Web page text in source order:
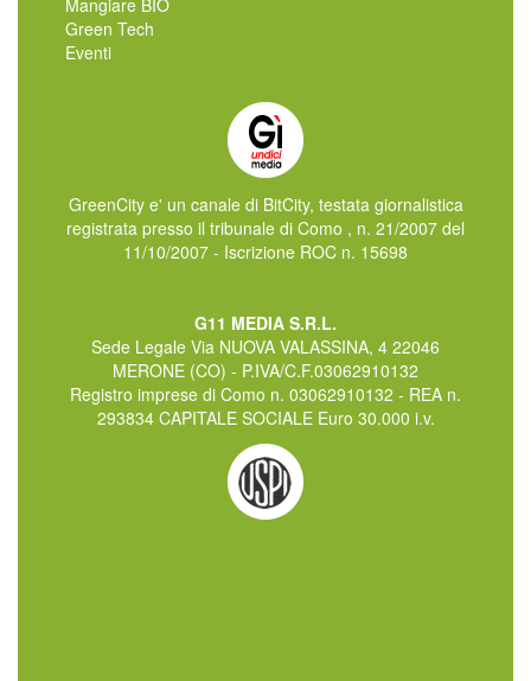
Mangiare BIO
Green Tech
Eventi
GreenCity e' un canale di BitCity, testata giornalistica
registrata presso il tribunale di Como , n. 21/2007 del
11/10/2007 - Iscrizione ROC n. 15698
G11 MEDIA S.R.L.
Sede Legale Via NUOVA VALASSINA, 4 22046
MERONE (CO) - P.IVA/C.F.03062910132
Registro imprese di Como n. 03062910132 - REA n.
293834 CAPITALE SOCIALE Euro 30.000 i.v.